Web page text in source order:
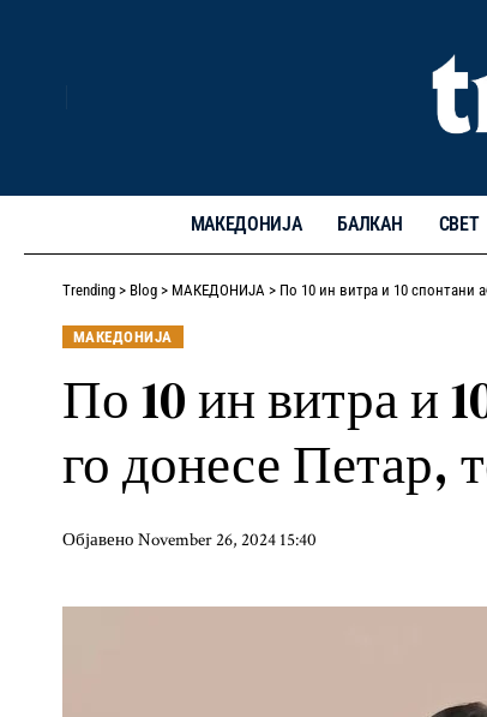
МАКЕДОНИЈА БАЛКАН СВЕТ
Trending > Blog > МАКЕДОНИЈА > По 10 ин витра и 10 спонтани
МАКЕДОНИЈА
По 10 ин витра и
го донесе Петар,
Објавено November 26, 2024 15:40